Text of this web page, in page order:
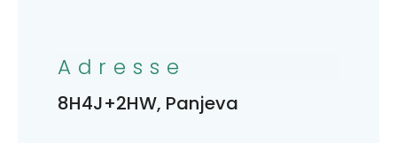
Adresse
8H4J+2HW, Panjeva